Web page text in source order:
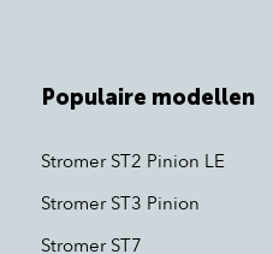
Populaire modellen
Stromer ST2 Pinion LE
Stromer ST3 Pinion
Stromer ST7